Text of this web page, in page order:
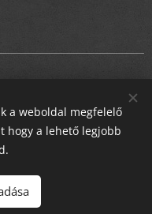
a weboldal megfelelő
hogy a lehető legjobb